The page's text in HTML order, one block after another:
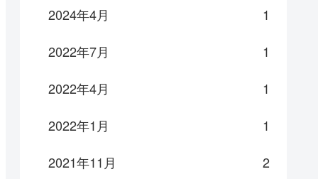
2024年4月
1
2022年7月
1
2022年4月
1
2022年1月
1
2021年11月
2